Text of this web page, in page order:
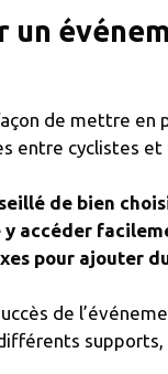
un
de mettre en
entre cyclistes
de bien
y accéder
pour ajouter
de
supports,